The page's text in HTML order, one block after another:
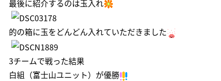
最後に紹介するのは玉入れ
的の箱に玉をどんどん入れていただきました
3チームで戦った結果
白組（富士山ユニット）が優勝